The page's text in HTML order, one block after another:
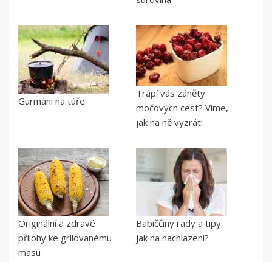
Gurmáni na túře
Trápí vás záněty
močových cest? Víme,
jak na ně vyzrát!
Originální a zdravé
přílohy ke grilovanému
masu
Babiččiny rady a tipy:
jak na nachlazení?